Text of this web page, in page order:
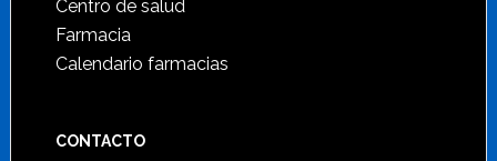
Centro de salud
Farmacia
Calendario farmacias
CONTACTO